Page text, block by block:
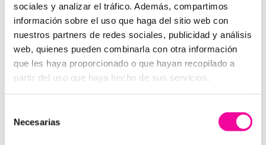
sociales y analizar el tráfico. Además, compartimos
información sobre el uso que haga del sitio web con
nuestros partners de redes sociales, publicidad y análisis
web, quienes pueden combinarla con otra información
que les haya proporcionado o que hayan recopilado a
partir del uso que haya hecho de sus servicios.
Necesarias
#7 Mayor resistencia y elasticidad de los
implantes de pecho
La membrana de estas prótesis mamarias se
caracteriza por sermucho más resistente y elástica
que otros tipos de implantes de pecho. Esto facilita
pequeñas.